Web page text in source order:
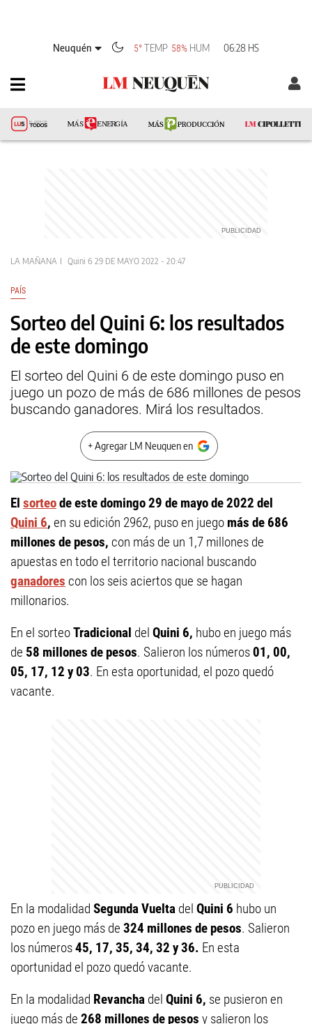
Neuquén 5° TEMP 58% HUM 06:28 HS
LA MAÑANA Quini 6 29 DE MAYO 2022 - 20:47
PAÍS
Sorteo del Quini 6: los resultados
de este domingo
El sorteo del Quini 6 de este domingo puso en
juego un pozo de más de 686 millones de pesos
buscando ganadores. Mirá los resultados.
+ Agregar LM Neuquen en
El sorteode este domingo 29 de mayo de 2022 del
Quini 6, en su edición 2962, puso en juego más de 686
millones de pesos, con más de un 1,7 millones de
apuestas en todo el territorio nacional buscando
ganadores con los seis aciertos que se hagan
millonarios.
En el sorteoTradicional del Quini 6, hubo en juego más
de 58 millones de pesos. Salieron los números01, 00,
05, 17, 12 y 03. En esta oportunidad, el pozo quedó
vacante.
En la modalidad Segunda Vuelta del Quini 6 hubo un
pozo en juego más de 324 millones de pesos. Salieron
los números45, 17, 35, 34, 32 y 36. En esta
oportunidad el pozo quedó vacante.
En la modalidad Revancha del Quini 6, se pusieron en
juego más de 268 millones de pesos y salieron los